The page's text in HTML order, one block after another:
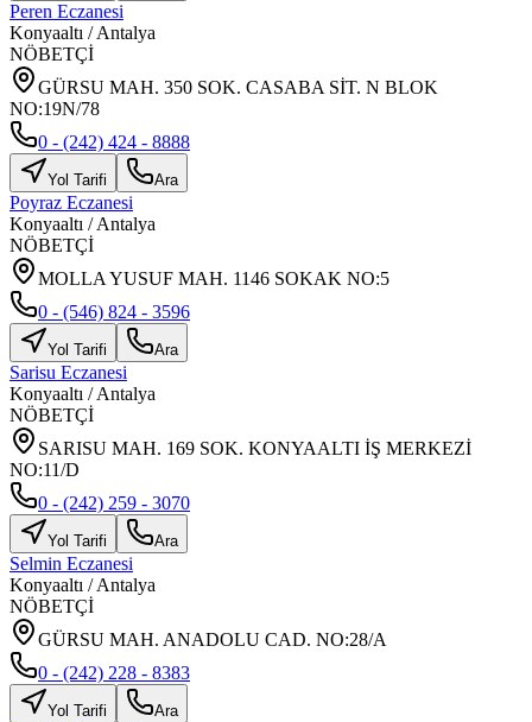
Peren Eczanesi
Konyaaltı /Antalya
NÖBETÇİ
GÜRSU MAH. 350 SOK. CASABA SİT. N BLOK
NO:19N/78
0 - (242) 424 - 8888
Yol Tarifi Ara
Poyraz Eczanesi
Konyaaltı /Antalya
NÖBETÇİ
MOLLA YUSUF MAH. 1146 SOKAK NO:5
0 - (546) 824 - 3596
Yol Tarifi Ara
Sarisu Eczanesi
Konyaaltı /Antalya
NÖBETÇİ
SARISU MAH. 169 SOK. KONYAALTI İŞ MERKEZİ
NO:11/D
0 - (242) 259 - 3070
Yol Tarifi Ara
Selmin Eczanesi
Konyaaltı /Antalya
NÖBETÇİ
GÜRSU MAH. ANADOLU CAD. NO:28/A
0 - (242) 228 - 8383
Yol Tarifi Ara